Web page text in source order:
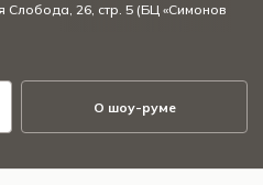
Слобода, 26, стр. 5 (БЦ «Симонов
О шоу-руме